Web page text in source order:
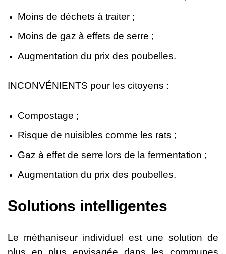
Moins de déchets à traiter ;
Moins de gaz à effets de serre ;
Augmentation du prix des poubelles.
INCONVÉNIENTS pour les citoyens :
Compostage ;
Risque de nuisibles comme les rats ;
Gaz à effet de serre lors de la fermentation ;
Augmentation du prix des poubelles.
Solutions intelligentes
Le méthaniseur individuel est une solution de